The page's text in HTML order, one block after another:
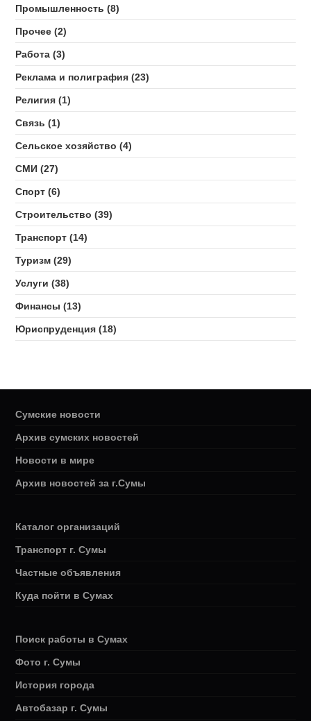
Промышленность (8)
Прочее (2)
Работа (3)
Реклама и полиграфия (23)
Религия (1)
Связь (1)
Сельское хозяйство (4)
СМИ (27)
Спорт (6)
Строительство (39)
Транспорт (14)
Туризм (29)
Услуги (38)
Финансы (13)
Юриспруденция (18)
Сумские новости
Архив сумских новостей
Новости в мире
Архив новостей за г.Сумы
Каталог организаций
Транспорт г. Сумы
Частные объявления
Куда пойти в Сумах
Поиск работы в Сумах
Фото г. Сумы
История города
Автобазар г. Сумы